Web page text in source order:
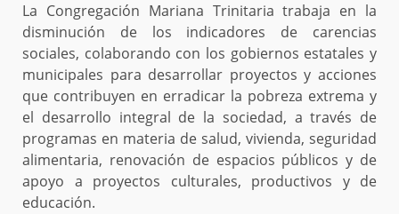
La Congregación Mariana Trinitaria trabaja en la
disminución de los indicadores de carencias
sociales, colaborando con los gobiernos estatales y
municipales para desarrollar proyectos y acciones
que contribuyen en erradicar la pobreza extrema y
el desarrollo integral de la sociedad, a través de
programas en materia de salud, vivienda, seguridad
alimentaria, renovación de espacios públicos y de
apoyo a proyectos culturales, productivos y de
educación.